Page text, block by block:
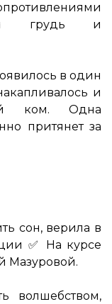
грудь и
в один
и
ком. Одна
притянет за
сон, верила в
✅ На курсе
Мазуровой.
волшебством,